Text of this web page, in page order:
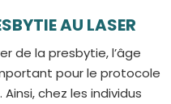
AU LASER
de la presbytie, l’âge
pour le protocole
chez les individus